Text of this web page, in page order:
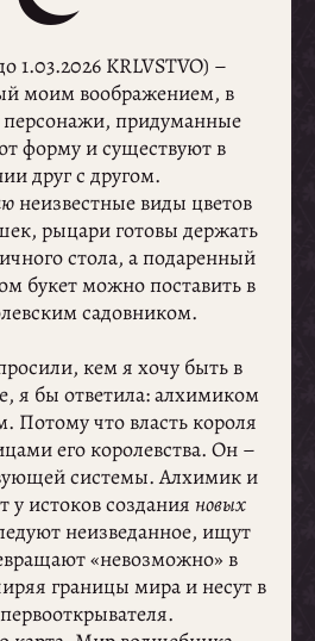
1.03.2026 KRLVSTVO) –
моим воображением, в
придуманные
форму и существуют в
друг с другом.
неизвестные виды цветов
рыцари готовы держать
стола, а подаренный
букет можно поставить в
садовником.
кем я хочу быть в
я бы ответила: алхимиком
Потому что власть короля
его королевства. Он –
системы. Алхимик и
у истоков создания новых
неизведанное, ищут
«невозможно» в
границы мира и несут в